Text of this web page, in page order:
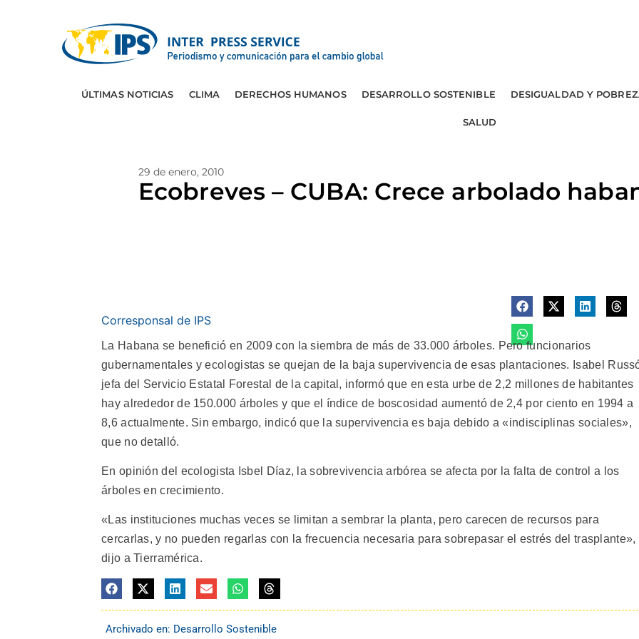
ÚLTIMAS NOTICIAS CLIMA DERECHOS HUMANOS DESARROLLO SOSTENIBLE DESIGUALDAD Y
SALUD
29 de enero, 2010
Ecobreves – CUBA: Crece arbolado
Corresponsal de IPS
La Habana se benefició en 2009 con la siembra de más de 33.000 árboles. Pero funcionarios
gubernamentales y ecologistas se quejan de la baja supervivencia de esas plantaciones. Isabel
jefa del Servicio Estatal Forestal de la capital, informó que en esta urbe de 2,2 millones de habitantes
hay alrededor de 150.000 árboles y que el índice de boscosidad aumentó de 2,4 por ciento en 1994 a
8,6 actualmente. Sin embargo, indicó que la supervivencia es baja debido a «indisciplinas sociales»,
que no detalló.
En opinión del ecologista Isbel Díaz, la sobrevivencia arbórea se afecta por la falta de control a los
árboles en crecimiento.
«Las instituciones muchas veces se limitan a sembrar la planta, pero carecen de recursos para
cercarlas, y no pueden regarlas con la frecuencia necesaria para sobrepasar el estrés del trasplante»,
dijo a Tierramérica.
Archivado en: Desarrollo Sostenible